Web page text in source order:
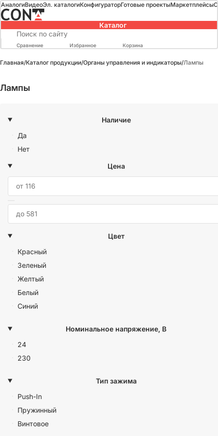
АналогиВидеоЭл. каталогиКонфигураторГотовые проектыМаркетплейсы
Каталог
Сравнение Избранное Корзина
Главная/Каталог продукции/Органы управления и индикаторы/Лампы
Лампы
Наличие
Да
Нет
Цена
Цвет
Красный
Зеленый
Желтый
Белый
Синий
Номинальное напряжение, В
24
230
Тип зажима
Push-In
Пружинный
Винтовое